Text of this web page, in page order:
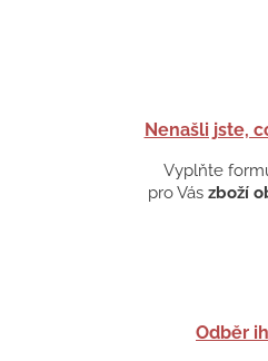
Nenašli jste,
Vyplňte
pro Vás zboží
Odběr